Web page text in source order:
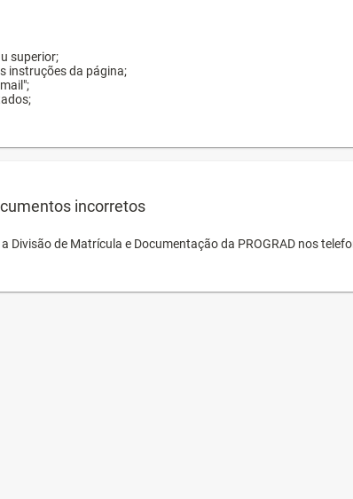
superior;
instruções da página;
incorretos
Divisão de Matrícula e Documentação da PROGRAD nos